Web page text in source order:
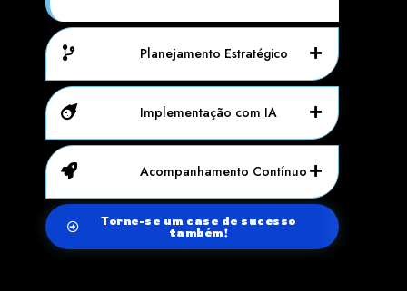
Planejamento Estratégico
Implementação com IA
Acompanhamento Contínuo
Torne-se um case de sucesso
também!